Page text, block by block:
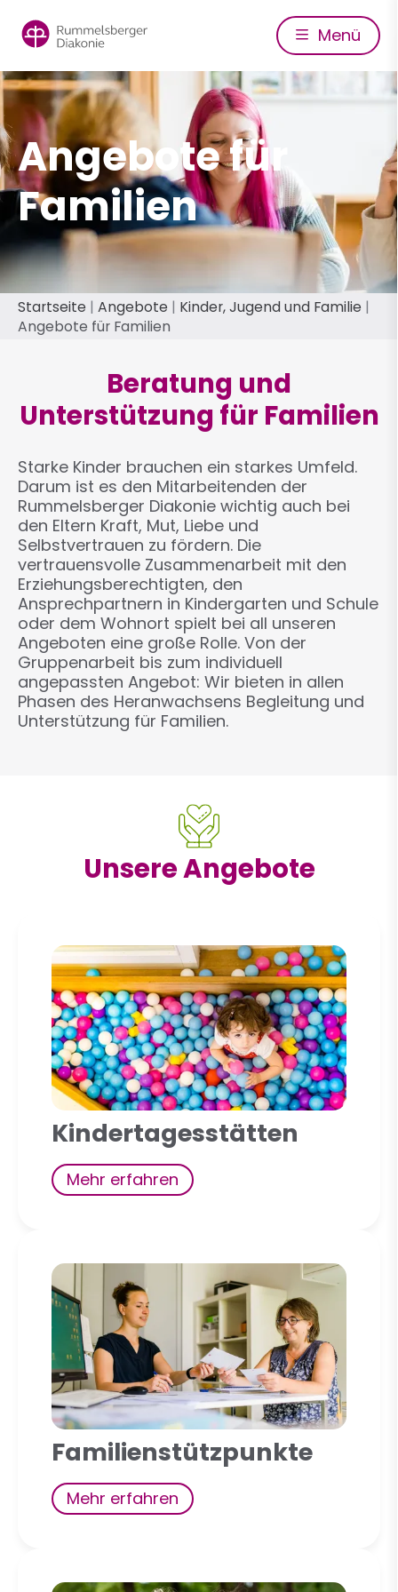
zum
Inhalt
Menü
Angebote für
Familien
Pfadnavigation
Startseite Angebote
Kinder, Jugend und Familie
Angebote für Familien
Beratung und
Unterstützung für Familien
Starke Kinder brauchen ein starkes Umfeld.
Darum ist es den Mitarbeitenden der
Rummelsberger Diakonie wichtig auch bei
den Eltern Kraft, Mut, Liebe und
Selbstvertrauen zu fördern. Die
vertrauensvolle Zusammenarbeit mit den
Erziehungsberechtigten, den
Ansprechpartnern in Kindergarten und Schule
oder dem Wohnort spielt bei all unseren
Angeboten eine große Rolle. Von der
Gruppenarbeit bis zum individuell
angepassten Angebot: Wir bieten in allen
Phasen des Heranwachsens Begleitung und
Unterstützung für Familien.
Unsere Angebote
Kindertagesstätten
Mehr erfahren
Familienstützpunkte
Mehr erfahren